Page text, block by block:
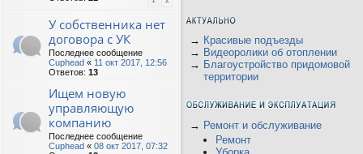
У собственника нет
договора с УК
Последнее сообщение
Cuphead « 11 окт 2017, 12:56
Ответов: 13
Ищем новую
управляющую
компанию
Последнее сообщение
Cuphead « 08 окт 2017, 07:32
→ Красивые подъезды
→ Видеоролики об отоплении
→ Благоустройство придомовой
территории
→ Ремонт и обслуживание
Ремонт